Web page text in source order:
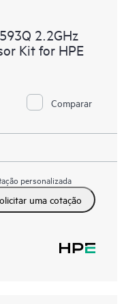
2.2GHz
Kit for HPE
Comparar
personalizada
uma cotação